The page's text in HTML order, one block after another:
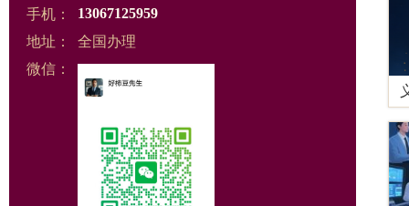
手机：
13067125959
地址：
全国办理
微信：